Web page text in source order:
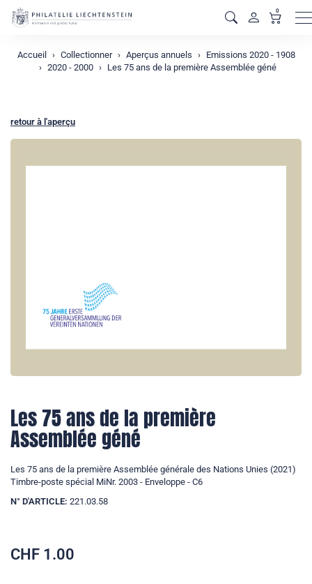
0
Accueil Collectionner Aperçus annuels
Emissions 2020 - 1908
2020 - 2000
Les 75 ans de la première Assemblée géné
retour à l'aperçu
Les 75 ans de la première
Assemblée géné
Les 75 ans de la première Assemblée générale des Nations Unies (2021)
Timbre-poste spécial MiNr. 2003 - Enveloppe - C6
N° D'ARTICLE: 221.03.58
CHF 1.00